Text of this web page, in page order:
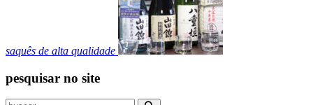
saquês de alta qualidade
pesquisar no site